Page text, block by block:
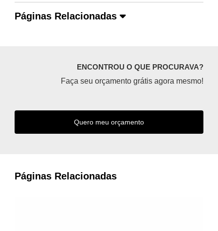
Páginas Relacionadas
ENCONTROU O QUE PROCURAVA?
Faça seu orçamento grátis agora mesmo!
Quero meu orçamento
Páginas Relacionadas